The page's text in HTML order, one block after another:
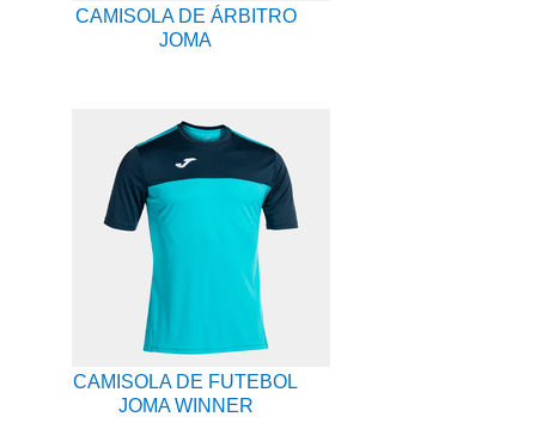
CAMISOLA DE ÁRBITRO
JOMA
CAMISOLA DE FUTEBOL
JOMA WINNER